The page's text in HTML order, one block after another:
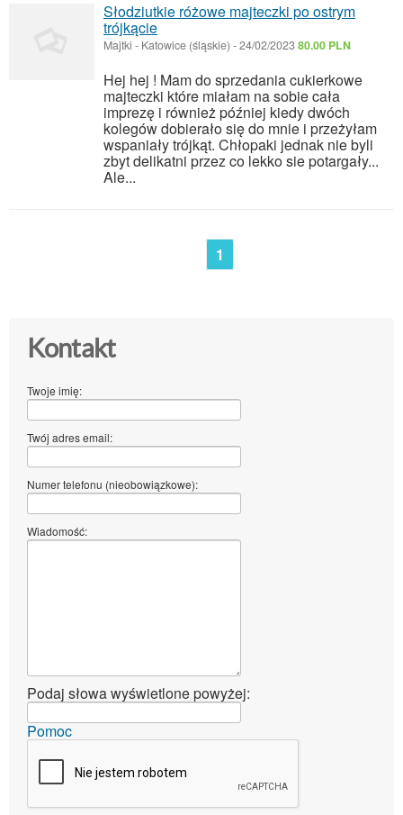
Słodziutkie różowe majteczki po ostrym
trójkącie
Majtki - Katowice (śląskie) -24/02/202380.00 PLN
Hej hej ! Mam do sprzedania cukierkowe
majteczki które miałam na sobie cała
imprezę i również później kiedy dwóch
kolegów dobierało się do mnie i przeżyłam
wspaniały trójkąt. Chłopaki jednak nie byli
zbyt delikatni przez co lekko sie potargały...
Ale...
1
Kontakt
Twoje imię:
Twój adres email:
Numer telefonu (nieobowiązkowe):
Wiadomość:
Podaj słowa wyświetlone powyżej:
Pomoc